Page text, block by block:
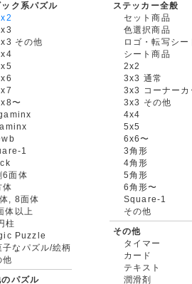
ック系パズル
その他
〜
1
6面体
体
, 8面体
体以上
柱
Puzzle
子なパズル/絵柄
他
のパズル
ステッカー全般
セット商品
色選択商品
ロゴ・転写シー
シート商品
2x2
3x3 通常
3x3 コーナーカ
3x3 その他
4x4
5x5
6x6〜
3角形
4角形
5角形
6角形〜
Square-1
その他
その他
タイマー
カード
テキスト
潤滑剤